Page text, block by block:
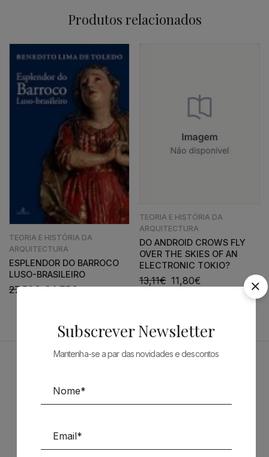
Produtos relacionados
TEORIA E HISTÓRIA DA
ARQUITECTURA
ESPLENDOR DO BARROCO
LUSO-BRASILEIRO
27,50€ 24,75€
TEORIA E HISTÓRIA DA
ARQUITECTURA
DO ANDROID CROWS FLY
OVER THE SKIES OF AN
ELECTRONIC TOKIO?
13,11€ 11,80€
Subscrever Newsletter
Mantenha-se a par das novidades e descontos